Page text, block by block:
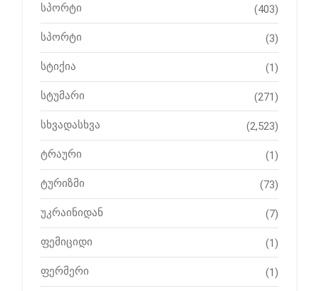
სპორტი (403)
სპორტი (3)
სტიქია (1)
სტუმარი (271)
სხვადასხვა (2,523)
ტრაური (1)
ტურიზმი (73)
უკრაინიდან (7)
ფემიციდი (1)
ფერმერი (1)